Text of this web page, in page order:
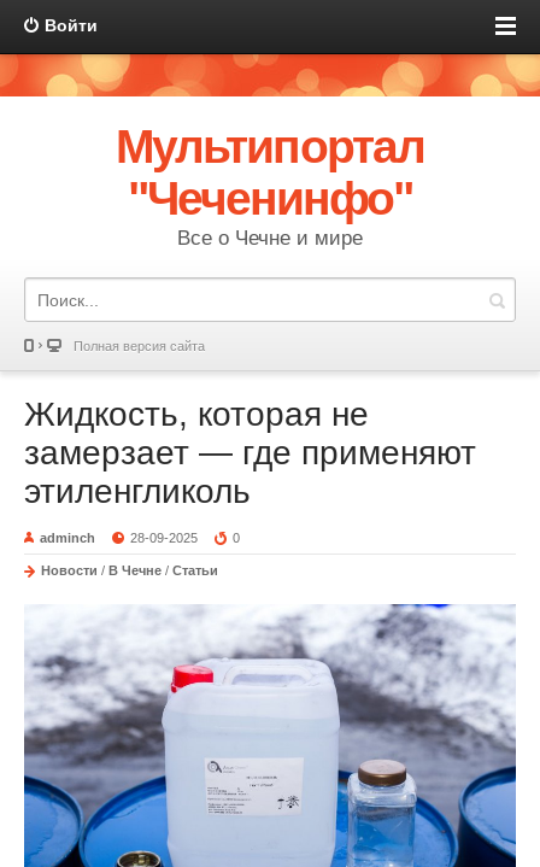
Войти
Мультипортал
"Чеченинфо"
Все о Чечне и мире
Полная версия сайта
Жидкость, которая не
замерзает — где применяют
этиленгликоль
adminch 28-09-2025 0
Новости / В Чечне / Статьи